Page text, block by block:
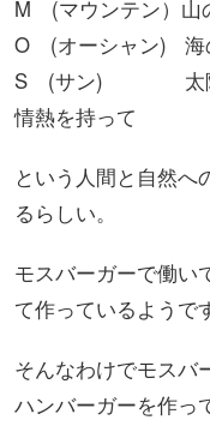
M (マウンテン）山
O (オーシャン) 海
S (サン) 太陽の
情熱を持って
という人間と自然へ
るらしい。
モスバーガーで働い
て作っているようで
そんなわけでモスバ
ハンバーガーを作っ